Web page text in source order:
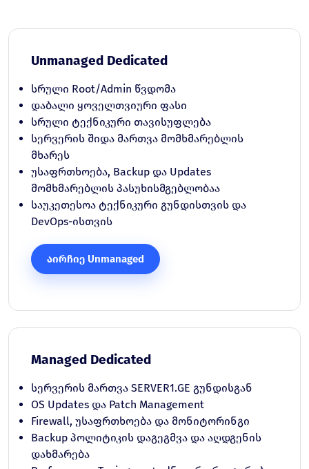
Unmanaged Dedicated
სრული Root/Admin წვდომა
დაბალი ყოველთვიური ფასი
სრული ტექნიკური თავისუფლება
სერვერის შიდა მართვა მომხმარებლის
მხარეს
უსაფრთხოება, Backup და Updates
მომხმარებლის პასუხისმგებლობაა
საუკეთესოა ტექნიკური გუნდისთვის და
DevOps-ისთვის
აირჩიე Unmanaged
Managed Dedicated
სერვერის მართვა SERVER1.GE გუნდისგან
OS Updates და Patch Management
Firewall, უსაფრთხოება და მონიტორინგი
Backup პოლიტიკის დაგეგმვა და აღდგენის
დახმარება